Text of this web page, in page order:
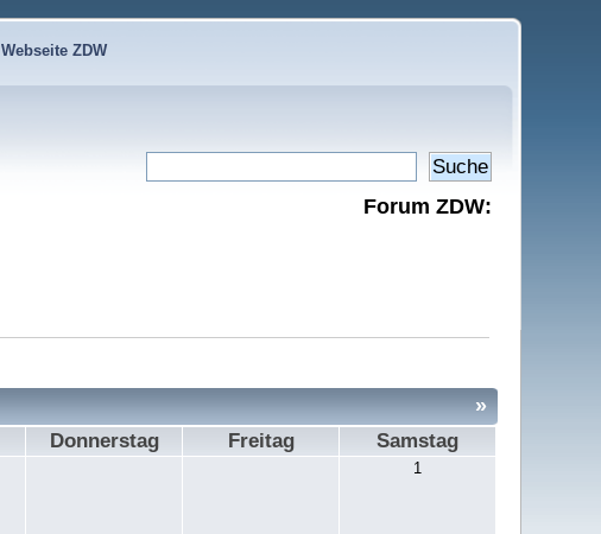
Webseite ZDW
Forum ZDW:
»
Donnerstag Freitag Samstag
1